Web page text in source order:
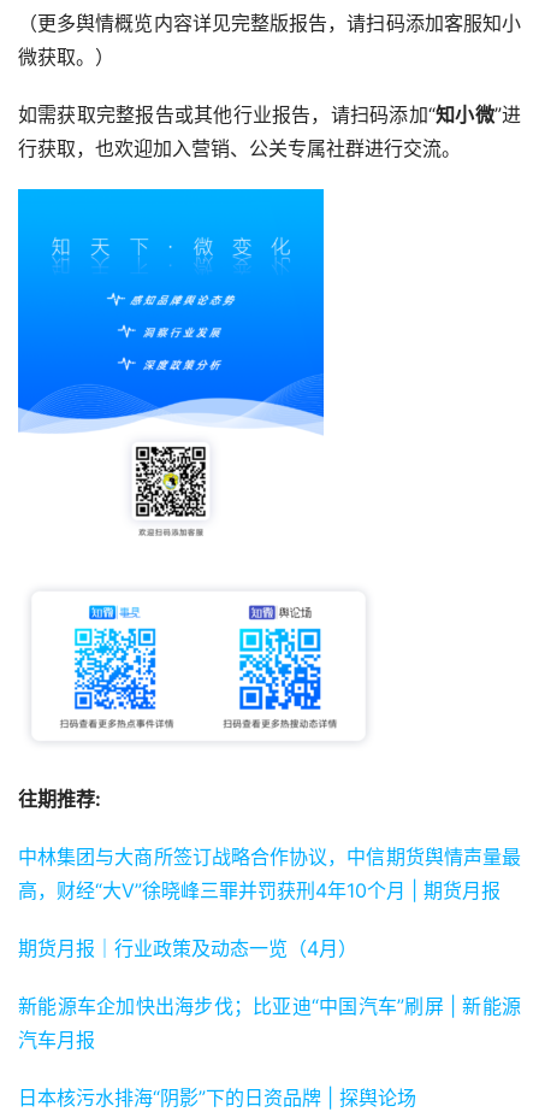
（更多舆情概览内容详见完整版报告，请扫码添加客服知小
微获取。）
如需获取完整报告或其他行业报告，请扫码添加“知小微”进
行获取，也欢迎加入营销、公关专属社群进行交流。
往期推荐:
中林集团与大商所签订战略合作协议，中信期货舆情声量最
高，财经“大V”徐晓峰三罪并罚获刑4年10个月 | 期货月报
期货月报｜行业政策及动态一览（4月）
新能源车企加快出海步伐；比亚迪“中国汽车”刷屏 | 新能源
汽车月报
日本核污水排海“阴影”下的日资品牌 | 探舆论场